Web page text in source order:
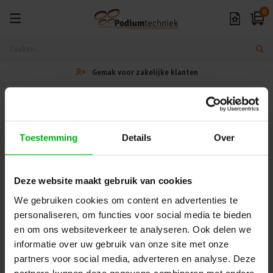
Toestemming Details Over
Deze website maakt gebruik van cookies
We gebruiken cookies om content en advertenties te
personaliseren, om functies voor social media te bieden
en om ons websiteverkeer te analyseren. Ook delen we
informatie over uw gebruik van onze site met onze
partners voor social media, adverteren en analyse. Deze
0
Gemak voor zakelijke klanten
Dé specialist podiumtechniek; van schets naar uitvoering
Kleine Tocht 32 1507 CA
info@podiumtechniek.nl
Volg ons op Instagram
Volg ons op Linkedin
Volg ons op Twitter
Stuur ons een bericht